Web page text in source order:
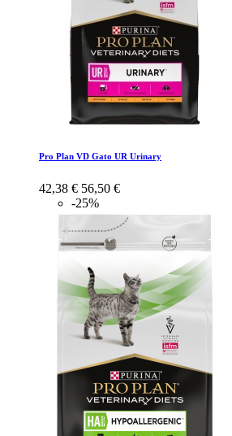
Pro Plan VD Gato UR Urinary
42,38 € 56,50 €
-25%